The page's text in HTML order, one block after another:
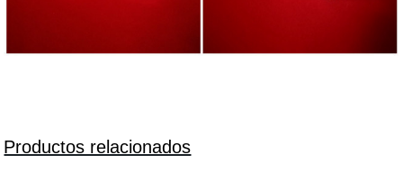
Productos relacionados